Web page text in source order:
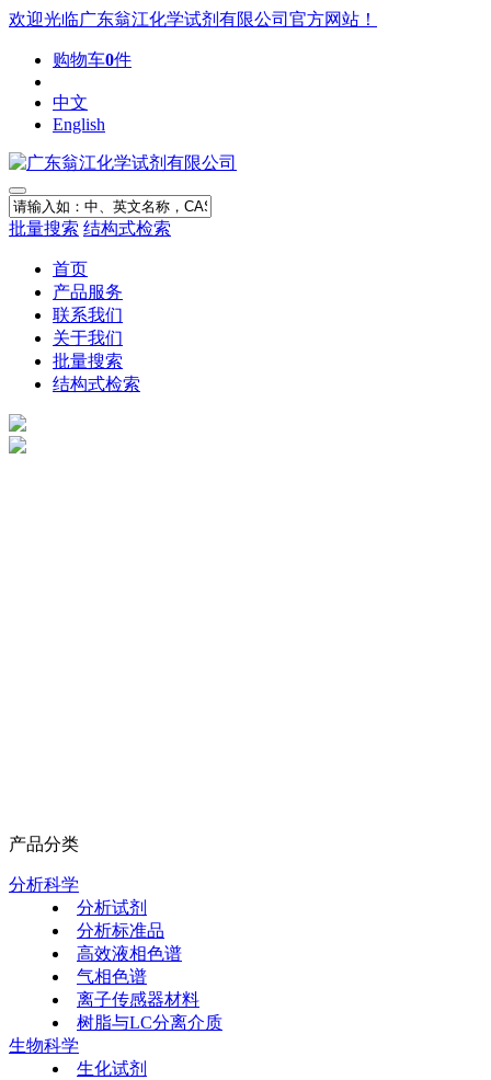
欢迎光临广东翁江化学试剂有限公司官方网站！
购物车0件
中文
English
批量搜索 结构式检索
首页
产品服务
联系我们
关于我们
批量搜索
结构式检索
产品分类
分析科学
分析试剂
分析标准品
高效液相色谱
气相色谱
离子传感器材料
树脂与LC分离介质
生物科学
生化试剂